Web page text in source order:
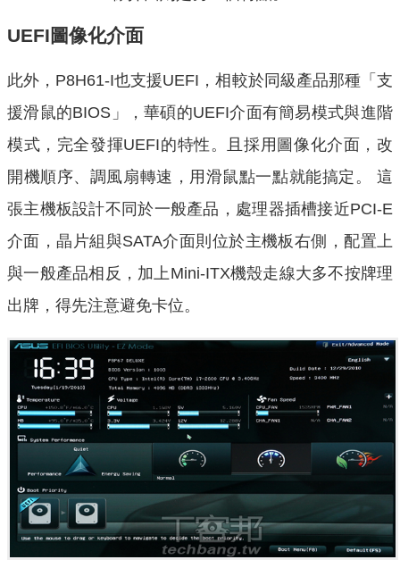
UEFI圖像化介面
此外，P8H61-I也支援UEFI，相較於同級產品那種「支
援滑鼠的BIOS」，華碩的UEFI介面有簡易模式與進階
模式，完全發揮UEFI的特性。且採用圖像化介面，改
開機順序、調風扇轉速，用滑鼠點一點就能搞定。 這
張主機板設計不同於一般產品，處理器插槽接近PCI-E
介面，晶片組與SATA介面則位於主機板右側，配置上
與一般產品相反，加上Mini-ITX機殼走線大多不按牌理
出牌，得先注意避免卡位。